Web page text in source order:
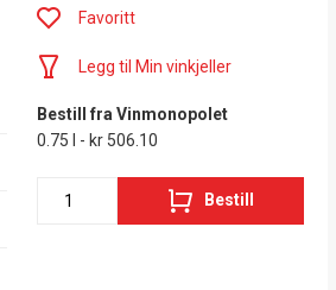
Favoritt
Legg til Min vinkjeller
Bestill fra Vinmonopolet
0.75 l - kr 506.10
Bestill